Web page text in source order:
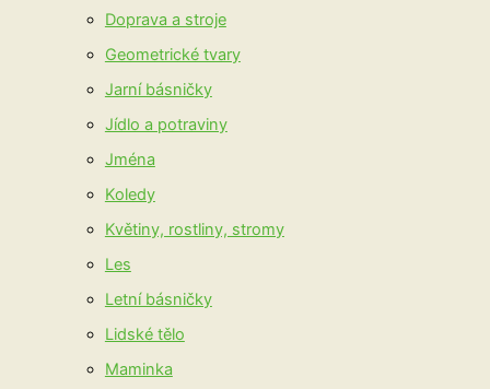
Doprava a stroje
Geometrické tvary
Jarní básničky
Jídlo a potraviny
Jména
Koledy
Květiny, rostliny, stromy
Les
Letní básničky
Lidské tělo
Maminka